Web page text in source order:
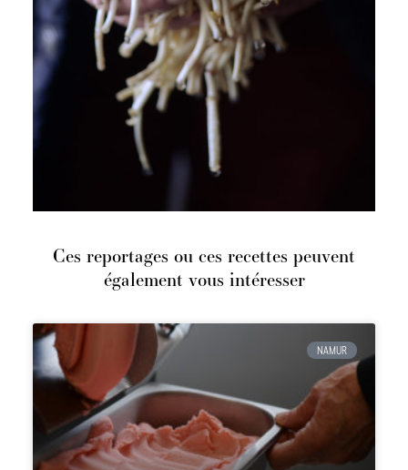
Ces reportages ou ces recettes peuvent
également vous intéresser
NAMUR